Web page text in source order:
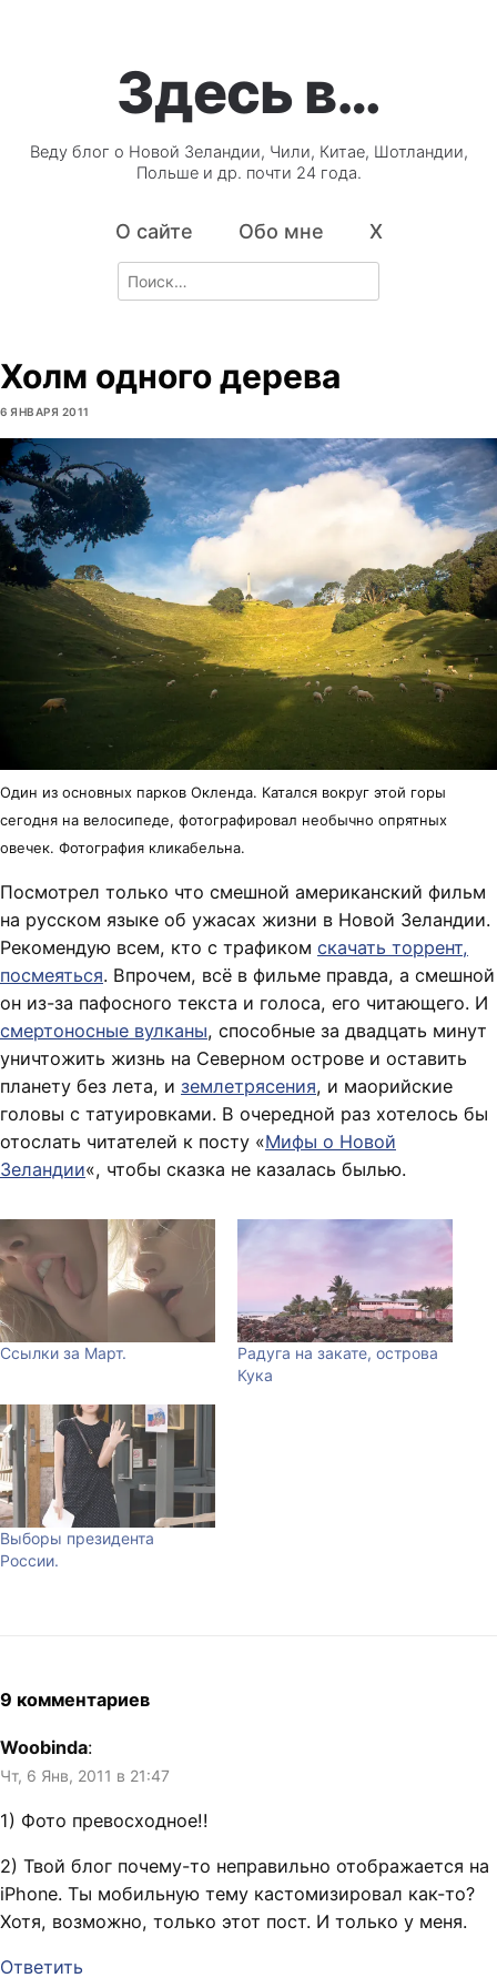
Здесь в…
Веду блог о Новой Зеландии, Чили, Китае, Шотландии,
Польше и др. почти 24 года.
О сайте Обо мне X
Search
for:
Холм одного дерева
6 ЯНВАРЯ 2011
Один из основных парков Окленда. Катался вокруг этой горы
сегодня на велосипеде, фотографировал необычно опрятных
овечек. Фотография кликабельна.
Посмотрел только что смешной американский фильм
на русском языке об ужасах жизни в Новой Зеландии.
Рекомендую всем, кто с трафиком скачать торрент,
посмеяться. Впрочем, всё в фильме правда, а смешной
он из-за пафосного текста и голоса, его читающего. И
смертоносные вулканы, способные за двадцать минут
уничтожить жизнь на Северном острове и оставить
планету без лета, и землетрясения, и маорийские
головы с татуировками. В очередной раз хотелось бы
отослать читателей к посту «Мифы о Новой
Зеландии«, чтобы сказка не казалась былью.
Ссылки за Март.
Радуга на закате, острова
Кука
Выборы президента
России.
9 комментариев
Woobinda:
Чт, 6 Янв, 2011 в 21:47
1) Фото превосходное!!
2) Твой блог почему-то неправильно отображается на
iPhone. Ты мобильную тему кастомизировал как-то?
Хотя, возможно, только этот пост. И только у меня.
Ответить